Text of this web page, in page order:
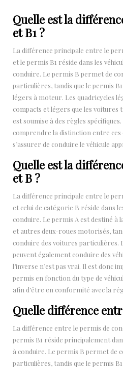
Quelle est la
et B1 ?
La différence principale entre le
et le permis B1 réside dans les
conduire. Le permis B permet de
particulières, tandis que le permis
légers à moteur. Les quadricycles
compacts et légers que les
est soumise à des règles
comprendre la distinction entre ces
s’assurer de conduire le véhicule
Quelle est la
et B ?
La différence principale entre le
et celui de catégorie B réside dans
conduire. Le permis A est destiné à
et autres deux-roues motorisés,
conduire des voitures particulières.
peuvent également conduire des
l’inverse n’est pas vrai. Il est donc
permis en fonction du type de
afin d’être en conformité avec la
Quelle différence
La différence entre le permis de
permis B1 réside principalement
à conduire. Le permis B permet de
particulières, tandis que le permis